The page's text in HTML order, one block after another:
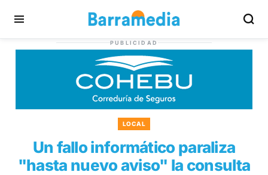
PUBLICIDAD
LOCAL
Un fallo informático paraliza
"hasta nuevo aviso" la consulta